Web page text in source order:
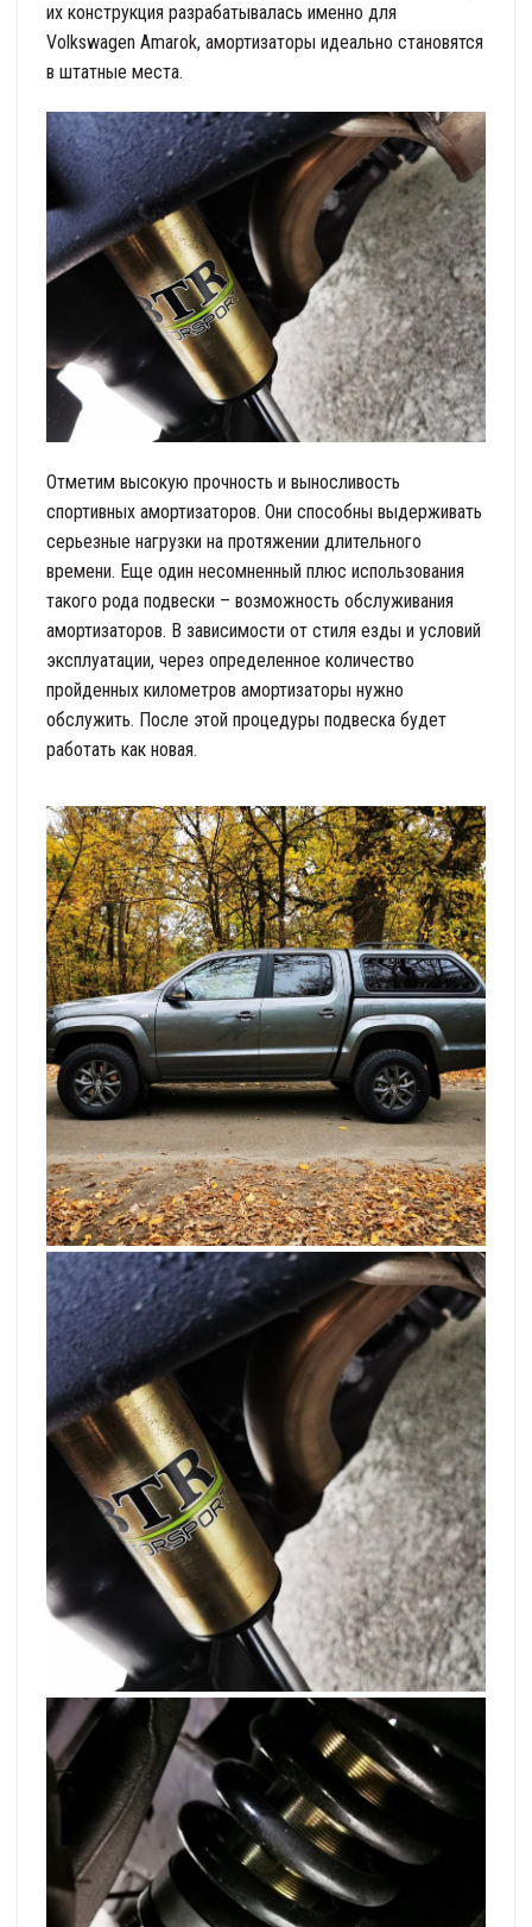
их конструкция разрабатывалась именно для
Volkswagen Amarok, амортизаторы идеально становятся
в штатные места.
Отметим высокую прочность и выносливость
спортивных амортизаторов. Они способны выдерживать
серьезные нагрузки на протяжении длительного
времени. Еще один несомненный плюс использования
такого рода подвески – возможность обслуживания
амортизаторов. В зависимости от стиля езды и условий
эксплуатации, через определенное количество
пройденных километров амортизаторы нужно
обслужить. После этой процедуры подвеска будет
работать как новая.